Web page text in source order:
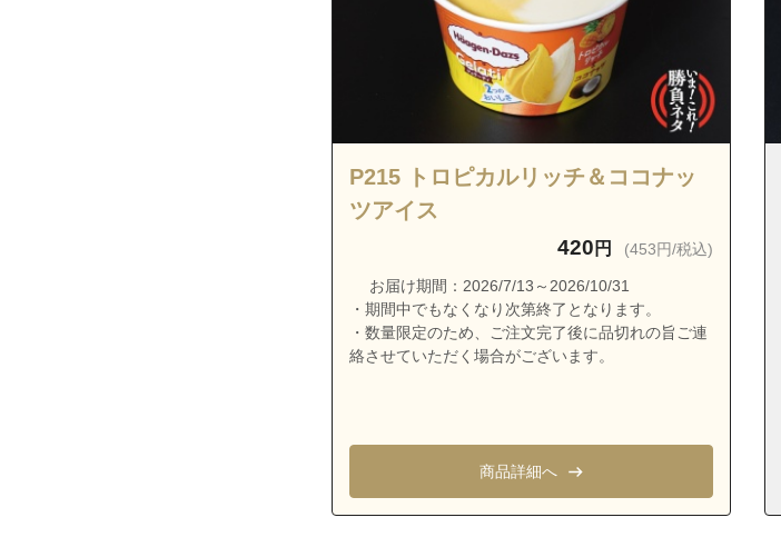
沖縄県宜野湾市普天間
沖縄県宜野湾市普天間１丁目
沖縄県宜野湾市普天間２丁目
沖縄県宜野湾市真栄原１丁目
沖縄県宜野湾市真栄原２丁目
沖縄県宜野湾市真栄原３丁目
沖縄県宜野湾市真志喜
沖縄県宜野湾市真志喜１丁目
沖縄県宜野湾市真志喜２丁目
P215 トロピカルリッチ＆ココナッ
ツアイス
420 円 (453円/税込)
お届け期間：2026/7/13～2026/10/31
・期間中でもなくなり次第終了となります。
・数量限定のため、ご注文完了後に品切れの旨ご連
絡させていただく場合がございます。
商品詳細へ